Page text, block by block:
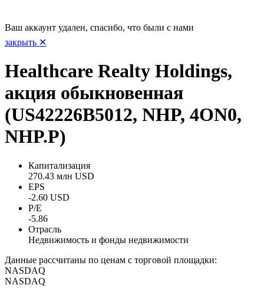
Ваш аккаунт удален, спасибо, что были с нами
закрыть ✕
Healthcare Realty Holdings,
акция обыкновенная
(US42226B5012, NHP, 4ON0,
NHP.P)
Капитализация
270.43 млн USD
EPS
-2.60 USD
P/E
-5.86
Отрасль
Недвижимость и фонды недвижимости
Данные рассчитаны по ценам с торговой площадки:
NASDAQ
NASDAQ